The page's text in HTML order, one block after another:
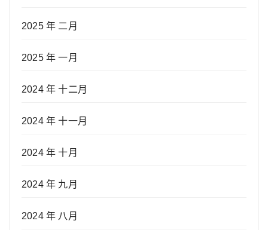
2025 年 二月
2025 年 一月
2024 年 十二月
2024 年 十一月
2024 年 十月
2024 年 九月
2024 年 八月